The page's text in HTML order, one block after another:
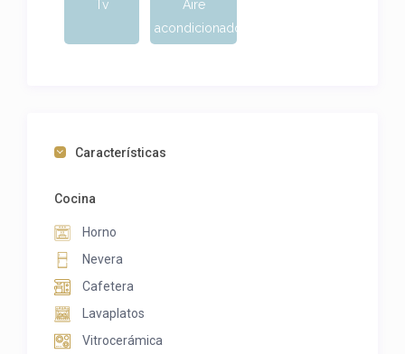
Tv
Aire
acondicionado
Características
Cocina
Horno
Nevera
Cafetera
Lavaplatos
Vitrocerámica